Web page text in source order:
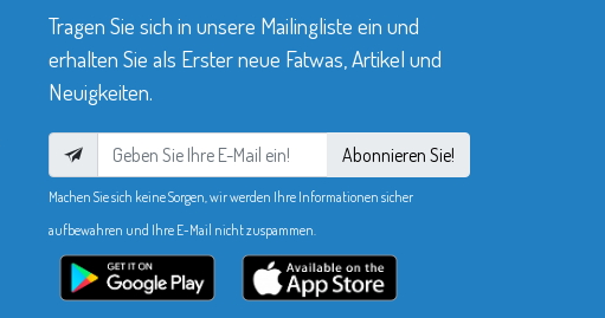
Tragen Sie sich in unsere Mailingliste ein und
erhalten Sie als Erster neue Fatwas, Artikel und
Neuigkeiten.
Abonnieren Sie!
Machen Sie sich keine Sorgen, wir werden Ihre Informationen sicher
aufbewahren und Ihre E-Mail nicht zuspammen.